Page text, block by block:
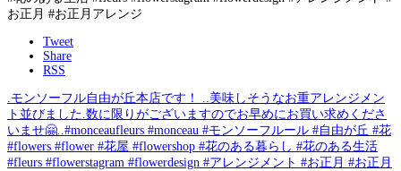
Tweet
Share
RSS
.モンソーフル自由が丘本店です！ ..美味しそうなお重アレンジメン
ト並びました.数に限りがございますのでお早めにお買い求めくださ
いませ🤗..#monceaufleurs #monceau #モンソーフルール #自由が丘 #花
#flowers #flower #花屋 #flowershop #花のある暮らし #花のある生活
#fleurs #flowerstagram #flowerdesign #アレンジメント #お正月 #お正月